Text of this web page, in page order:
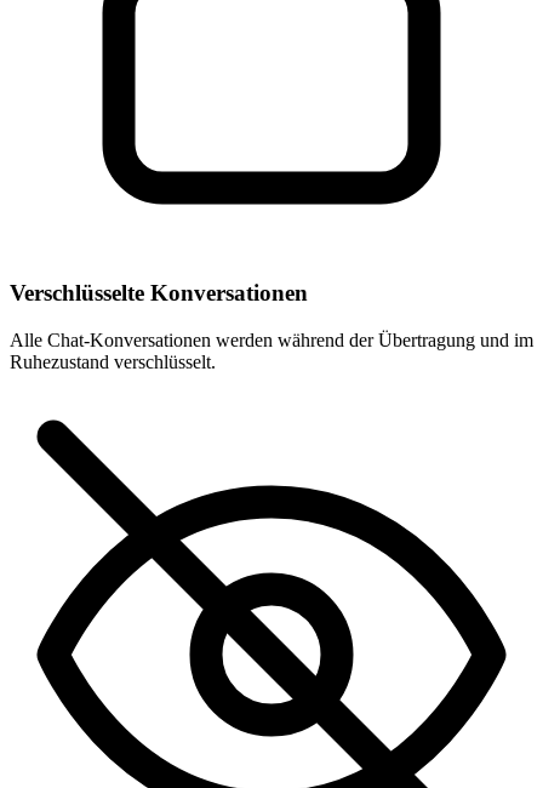
Verschlüsselte Konversationen
Alle Chat-Konversationen werden während der Übertragung und im
Ruhezustand verschlüsselt.